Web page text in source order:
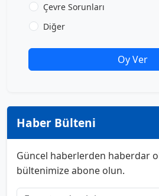
Çevre Sorunları
Diğer
Oy Ver
Haber Bülteni
Güncel haberlerden haberdar
bültenimize abone olun.